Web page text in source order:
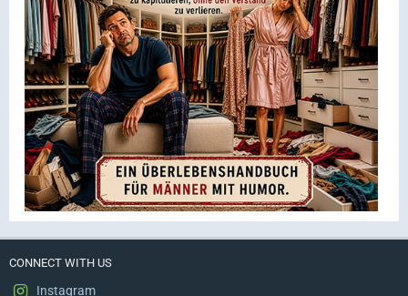
CONNECT WITH US
Instagram